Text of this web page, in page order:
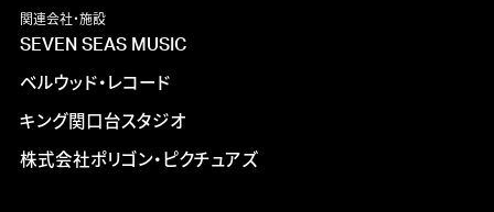
関連会社・施設
SEVEN SEAS MUSIC
ベルウッド・レコード
キング関口台スタジオ
株式会社ポリゴン・ピクチュアズ